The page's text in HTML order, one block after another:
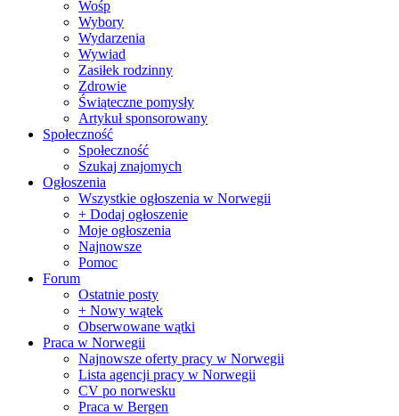
Wośp
Wybory
Wydarzenia
Wywiad
Zasiłek rodzinny
Zdrowie
Świąteczne pomysły
Artykuł sponsorowany
Społeczność
Społeczność
Szukaj znajomych
Ogłoszenia
Wszystkie ogłoszenia w Norwegii
+ Dodaj ogłoszenie
Moje ogłoszenia
Najnowsze
Pomoc
Forum
Ostatnie posty
+ Nowy wątek
Obserwowane wątki
Praca w Norwegii
Najnowsze oferty pracy w Norwegii
Lista agencji pracy w Norwegii
CV po norwesku
Praca w Bergen